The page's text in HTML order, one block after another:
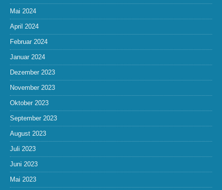
Mai 2024
April 2024
Februar 2024
Januar 2024
Dezember 2023
November 2023
Oktober 2023
September 2023
August 2023
Juli 2023
Juni 2023
Mai 2023